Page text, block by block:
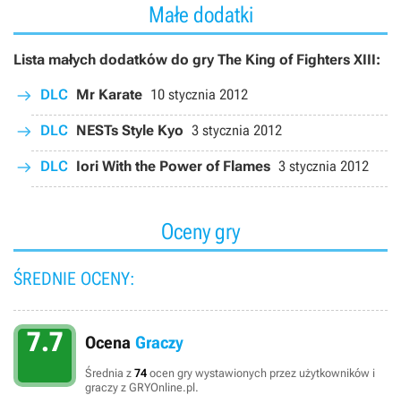
Małe dodatki
Lista małych dodatków do gry The King of Fighters XIII:
DLC Mr Karate 10 stycznia 2012
DLC NESTs Style Kyo 3 stycznia 2012
DLC Iori With the Power of Flames 3 stycznia 2012
Oceny gry
ŚREDNIE OCENY:
7.7 Ocena Graczy
Średnia z 74 ocen gry wystawionych przez użytkowników i
graczy z GRYOnline.pl.